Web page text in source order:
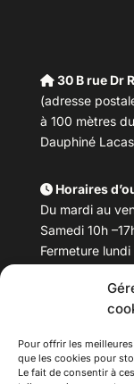
Pour offrir les
que les cookies pour
Le fait de consentir à
30 B rue Dr
(adresse
à 100 mètres
Dauphiné
Horaires
Du mardi au
Samedi 10h
Fermeture lundi
Téléphone :